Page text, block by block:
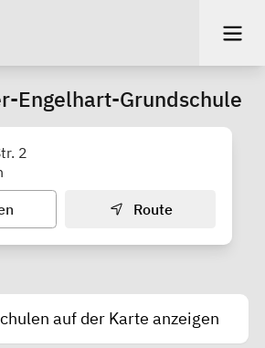
Engelhart-Grundschule
2
Route
auf der Karte anzeigen